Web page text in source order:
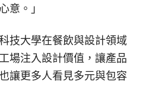
意。」
技大學在餐飲與設計領域
場注入設計價值，讓產品
讓更多人看見多元與包容